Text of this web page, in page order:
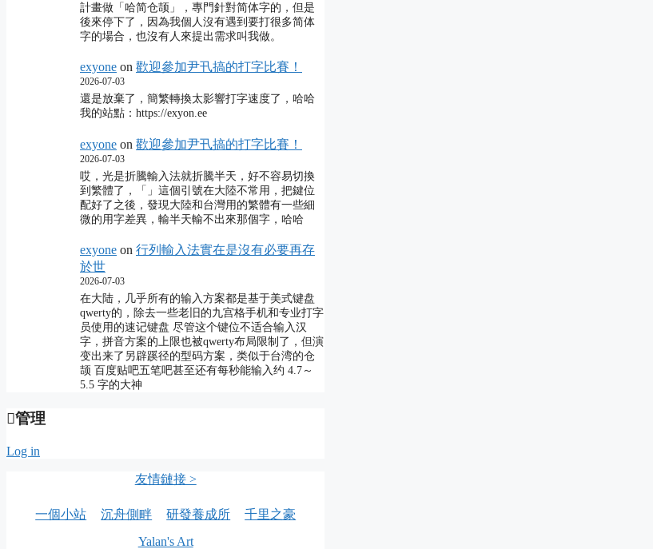
計畫做「哈简仓颉」，專門針對简体字的，但是
後來停下了，因為我個人沒有遇到要打很多简体
字的場合，也沒有人來提出需求叫我做。
exyone on 歡迎參加尹卂搞的打字比賽！
2026-07-03
還是放棄了，簡繁轉換太影響打字速度了，哈哈
我的站點：https://exyon.ee
exyone on 歡迎參加尹卂搞的打字比賽！
2026-07-03
哎，光是折騰輸入法就折騰半天，好不容易切換
到繁體了，「」這個引號在大陸不常用，把鍵位
配好了之後，發現大陸和台灣用的繁體有一些細
微的用字差異，輸半天輸不出來那個字，哈哈
exyone on 行列輸入法實在是沒有必要再存
於世
2026-07-03
在大陆，几乎所有的输入方案都是基于美式键盘
qwerty的，除去一些老旧的九宫格手机和专业打字
员使用的速记键盘 尽管这个键位不适合输入汉
字，拼音方案的上限也被qwerty布局限制了，但演
变出来了另辟蹊径的型码方案，类似于台湾的仓
颉 百度贴吧五笔吧甚至还有每秒能输入约 4.7～
5.5 字的大神
管理
Log in
友情鏈接 >
一個小站 沉舟側畔 研發養成所
千里之豪
Yalan's Art